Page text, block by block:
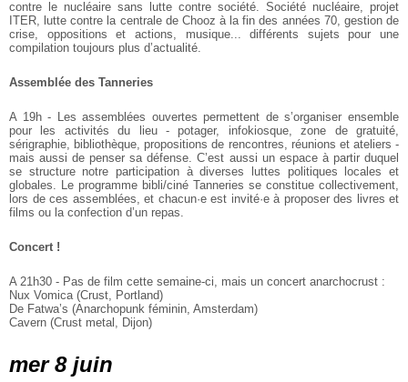
contre le nucléaire sans lutte contre société. Société nucléaire, projet
ITER, lutte contre la centrale de Chooz à la fin des années 70, gestion de
crise, oppositions et actions, musique... différents sujets pour une
compilation toujours plus d’actualité.
Assemblée des Tanneries
A 19h - Les assemblées ouvertes permettent de s’organiser ensemble
pour les activités du lieu - potager, infokiosque, zone de gratuité,
sérigraphie, bibliothèque, propositions de rencontres, réunions et ateliers -
mais aussi de penser sa défense. C’est aussi un espace à partir duquel
se structure notre participation à diverses luttes politiques locales et
globales. Le programme bibli/ciné Tanneries se constitue collectivement,
lors de ces assemblées, et chacun·e est invité·e à proposer des livres et
films ou la confection d’un repas.
Concert !
A 21h30 - Pas de film cette semaine-ci, mais un concert anarchocrust :
Nux Vomica (Crust, Portland)
De Fatwa’s (Anarchopunk féminin, Amsterdam)
Cavern (Crust metal, Dijon)
mer 8 juin